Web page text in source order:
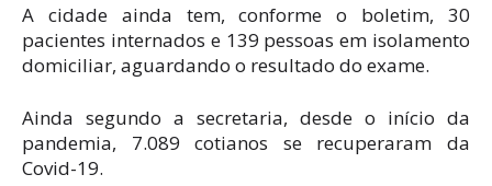
A cidade ainda tem, conforme o boletim, 30
pacientes internados e 139 pessoas em isolamento
domiciliar, aguardando o resultado do exame.
Ainda segundo a secretaria, desde o início da
pandemia, 7.089 cotianos se recuperaram da
Covid-19.